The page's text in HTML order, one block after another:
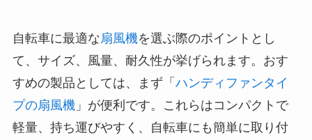
自転車に最適な扇風機を選ぶ際のポイントとし
て、サイズ、風量、耐久性が挙げられます。おす
すめの製品としては、まず「 ハンディファンタイ
プの扇風機」が便利です。これらはコンパクトで
軽量、持ち運びやすく、自転車にも簡単に取り付